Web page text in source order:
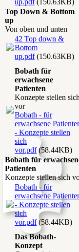
up.pdf(150.63KB)
Top Down & Bottom
up
Von oben und unten
42 Top down &
Bottom
up.pdf(150.63KB)
Bobath für
erwachsene
Patienten
Konzepte stellen
vor
Bobath - für
erwachsene
- Konzepte stellen
sich
vor.pdf(58.44KB)
Bobath für
Patienten
Konzepte stellen sich
Bobath - für
erwachsene
- Konzepte stellen
sich
vor.pdf(58.44KB)
Das Bobath-
Konzept